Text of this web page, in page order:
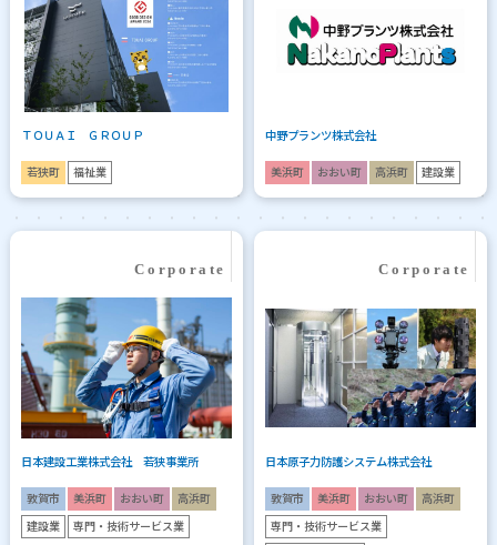
ＴＯＵＡＩ ＧＲＯＵＰ
若狭町 福祉業
中野プランツ株式会社
美浜町 おおい町 高浜町 建設業
日本建設工業株式会社 若狭事業所
敦賀市 美浜町 おおい町 高浜町
建設業 専門・技術サービス業
日本原子力防護システム株式会社
敦賀市 美浜町 おおい町 高浜町
専門・技術サービス業